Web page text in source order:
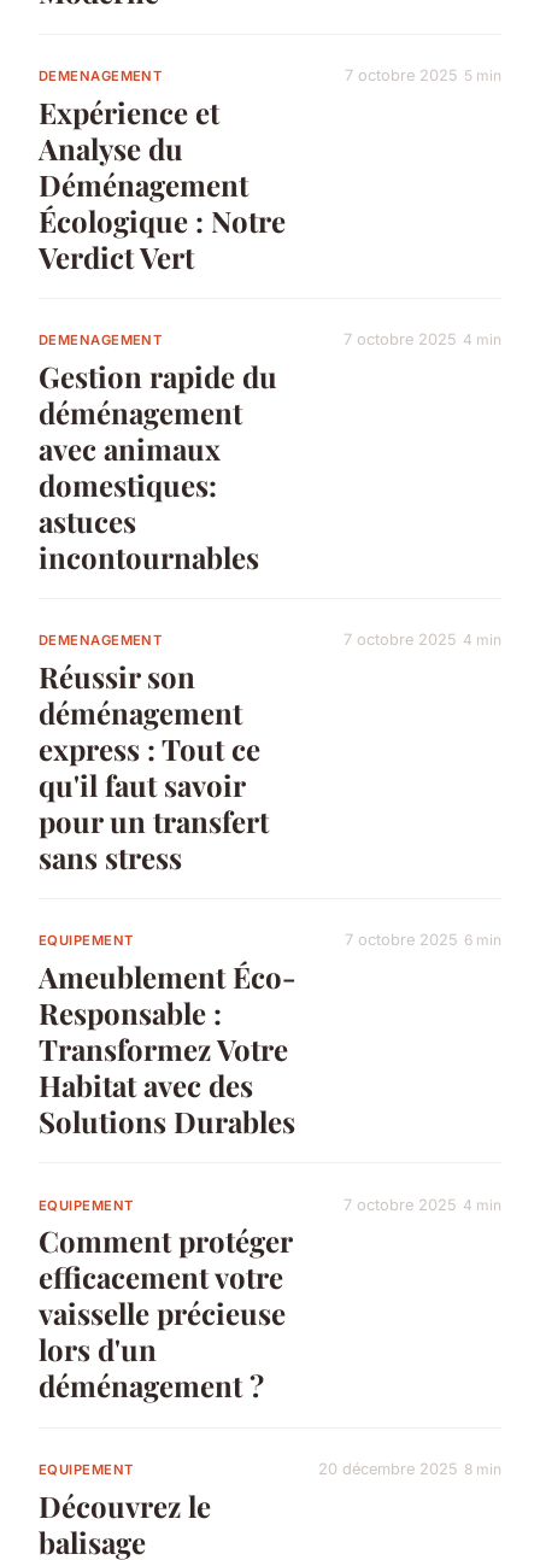
DEMENAGEMENT
Expérience et
Analyse du
Déménagement
Écologique : Notre
Verdict Vert
7 octobre 2025 5 min
DEMENAGEMENT
Gestion rapide du
déménagement
avec animaux
domestiques:
astuces
incontournables
7 octobre 2025 4 min
DEMENAGEMENT
Réussir son
déménagement
express : Tout ce
qu'il faut savoir
pour un transfert
sans stress
7 octobre 2025 4 min
EQUIPEMENT
Ameublement Éco-
Responsable :
Transformez Votre
Habitat avec des
Solutions Durables
7 octobre 2025 6 min
EQUIPEMENT
Comment protéger
efficacement votre
vaisselle précieuse
lors d'un
déménagement ?
7 octobre 2025 4 min
EQUIPEMENT
Découvrez le
balisage
20 décembre 2025 8 min